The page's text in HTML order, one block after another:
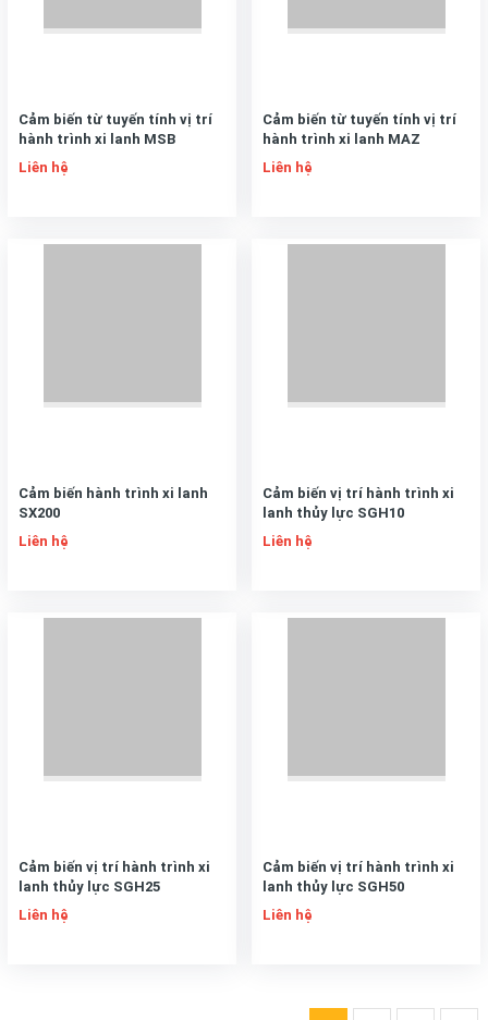
Cảm biến từ tuyến tính vị trí
hành trình xi lanh MSB
Liên hệ
Cảm biến từ tuyến tính vị trí
hành trình xi lanh MAZ
Liên hệ
Cảm biến hành trình xi lanh
SX200
Liên hệ
Cảm biến vị trí hành trình xi
lanh thủy lực SGH10
Liên hệ
Cảm biến vị trí hành trình xi
lanh thủy lực SGH25
Liên hệ
Cảm biến vị trí hành trình xi
lanh thủy lực SGH50
Liên hệ